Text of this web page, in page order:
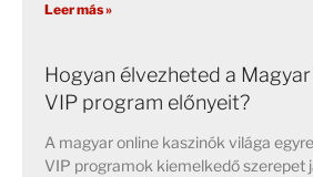
Leer más »
Hogyan élvezheted a
VIP program előnyeit?
A magyar online kaszinók világa
VIP programok kiemelkedő szerepet